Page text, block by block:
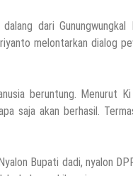
dalang dari
melontarkan dialog
beruntung. Menurut
saja akan berhasil.
Bupati dadi, nyalon